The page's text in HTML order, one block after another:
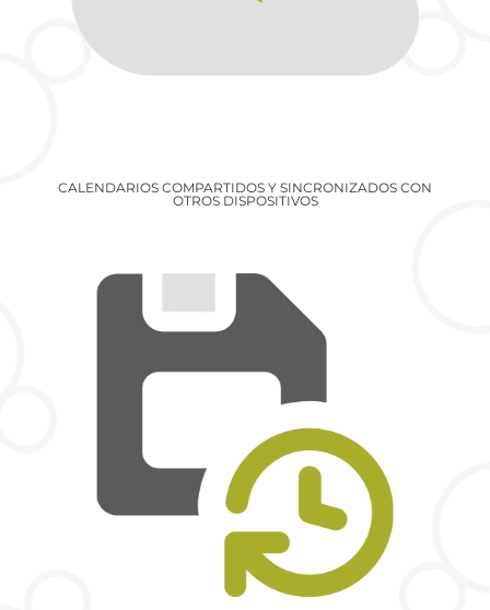
CALENDARIOS COMPARTIDOS Y SINCRONIZADOS CON
OTROS DISPOSITIVOS